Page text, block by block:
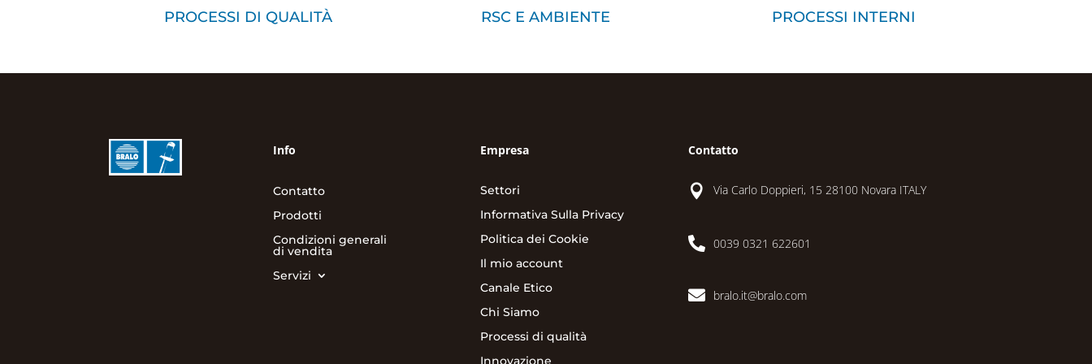
PROCESSI DI QUALITÀ RSC E AMBIENTE PROCESSI INTERNI
Info
Contatto
Prodotti
Condizioni generali
di vendita
Servizi
Empresa
Settori
Informativa Sulla Privacy
Politica dei Cookie
Il mio account
Canale Etico
Chi Siamo
Processi di qualità
Innovazione
Contatto
 Via Carlo Doppieri, 15 28100 Novara ITALY
 0039 0321 622601
 bralo.it@bralo.com